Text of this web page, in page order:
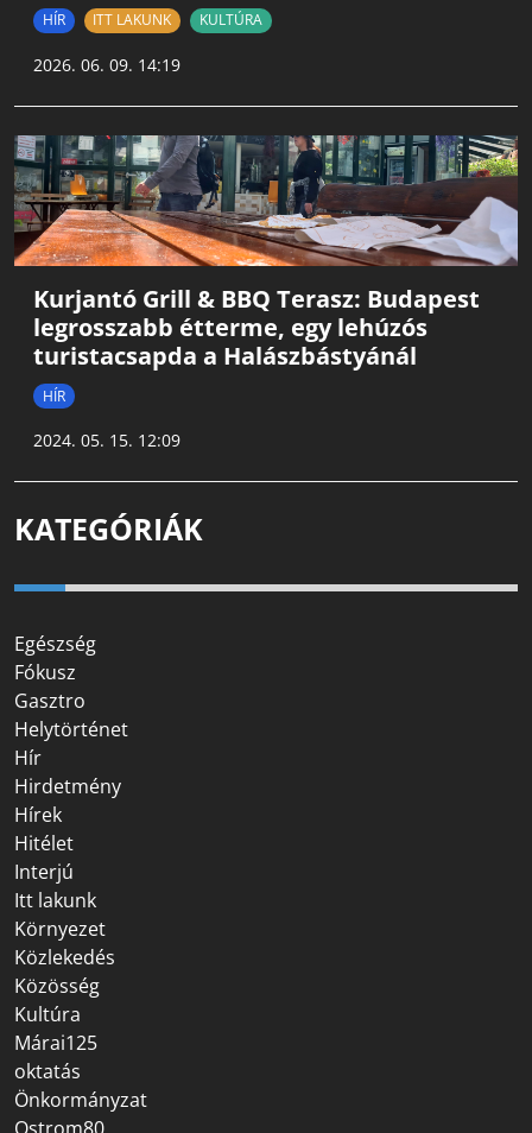
HÍR ITT LAKUNK KULTÚRA
2026. 06. 09. 14:19
Kurjantó Grill & BBQ Terasz: Budapest
legrosszabb étterme, egy lehúzós
turistacsapda a Halászbástyánál
HÍR
2024. 05. 15. 12:09
KATEGÓRIÁK
Egészség
Fókusz
Gasztro
Helytörténet
Hír
Hirdetmény
Hírek
Hitélet
Interjú
Itt lakunk
Környezet
Közlekedés
Közösség
Kultúra
Márai125
oktatás
Önkormányzat